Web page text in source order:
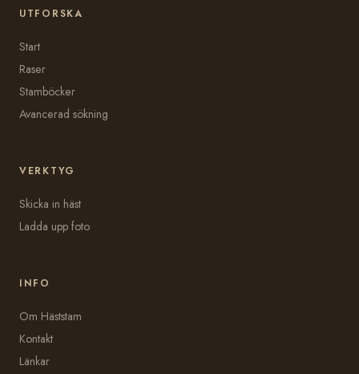
UTFORSKA
Start
Raser
Stamböcker
Avancerad sökning
VERKTYG
Skicka in häst
Ladda upp foto
INFO
Om Häststam
Kontakt
Länkar